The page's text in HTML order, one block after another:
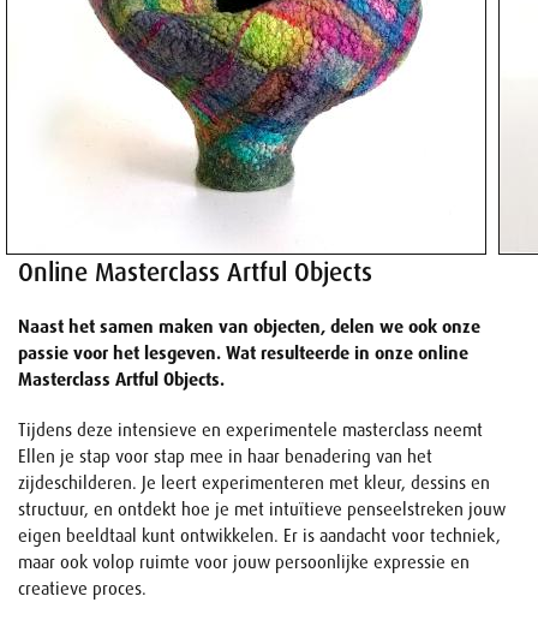
Online Masterclass Artful Objects
Naast het samen maken van objecten, delen we ook onze
passie voor het lesgeven. Wat resulteerde in onze online
Masterclass Artful Objects.
Tijdens deze intensieve en experimentele masterclass neemt
Ellen je stap voor stap mee in haar benadering van het
zijdeschilderen. Je leert experimenteren met kleur, dessins en
structuur, en ontdekt hoe je met intuïtieve penseelstreken jouw
eigen beeldtaal kunt ontwikkelen. Er is aandacht voor techniek,
maar ook volop ruimte voor jouw persoonlijke expressie en
creatieve proces.